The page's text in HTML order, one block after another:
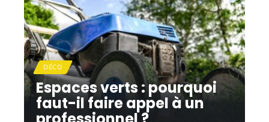
DÉCO
Espaces verts : pourquoi
faut-il faire appel à un